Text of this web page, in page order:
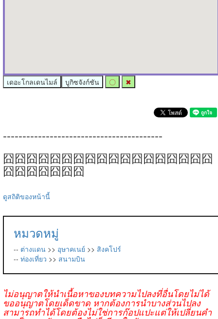
เดอะโกลเดนไมล์ บูกิซจังก์ชัน 〇 ✖
-----------------------------------------
囧囧囧囧囧囧囧囧囧囧囧囧囧囧囧囧囧囧
囧囧囧囧囧囧囧
ดูสถิติของหน้านี้
หมวดหมู่
-- ต่างแดน >> อุษาคเนย์ >> สิงคโปร์
-- ท่องเที่ยว >> สนามบิน
ไม่อนุญาตให้นำเนื้อหาของบทความไปลงที่อื่นโดยไม่ได้
ขออนุญาตโดยเด็ดขาด หากต้องการนำบางส่วนไปลง
สามารถทำได้โดยต้องไม่ใช่การก๊อปแปะแต่ให้เปลี่ยนคำ